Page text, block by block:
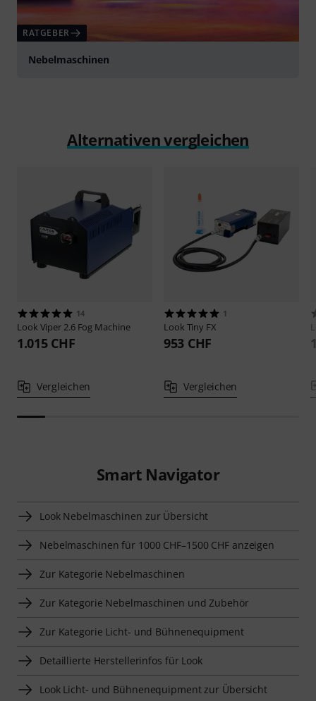
RATGEBER
Nebelmaschinen
Alternativen vergleichen
14
LookViper 2.6 Fog Machine
1.015 CHF
Vergleichen
1
LookTiny FX
953 CHF
Vergleichen
Smart Navigator
Look Nebelmaschinen zur Übersicht
Nebelmaschinen für 1000 CHF–1500 CHF anzeigen
Zur Kategorie Nebelmaschinen
Zur Kategorie Nebelmaschinen und Zubehör
Zur Kategorie Licht- und Bühnenequipment
Detaillierte Herstellerinfos für Look
Look Licht- und Bühnenequipment zur Übersicht